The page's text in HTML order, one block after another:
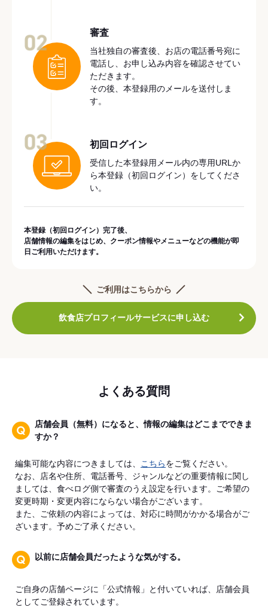
審査
当社独自の審査後、お店の電話番号宛に
電話し、お申し込み内容を確認させてい
ただきます。
その後、本登録用のメールを送付しま
す。
初回ログイン
受信した本登録用メール内の専用URLか
ら本登録（初回ログイン）をしてくださ
い。
本登録（初回ログイン）完了後、
店舗情報の編集をはじめ、クーポン情報やメニューなどの機能が即
日ご利用いただけます。
ご利用はこちらから
飲食店プロフィールサービスに申し込む
よくある質問
店舗会員（無料）になると、情報の編集はどこまでできま
すか？
編集可能な内容につきましては、 こちらをご覧ください。
なお、店名や住所、電話番号、ジャンルなどの重要情報に関し
ましては、食べログ側で審査のうえ設定を行います。ご希望の
変更時期・変更内容にならない場合がございます。
また、ご依頼の内容によっては、対応に時間がかかる場合がご
ざいます。予めご了承ください。
以前に店舗会員だったような気がする。
ご自身の店舗ページに「公式情報」と付いていれば、店舗会員
としてご登録されています。